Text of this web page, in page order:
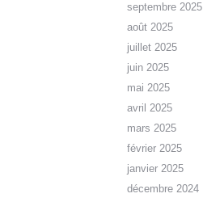
septembre 2025
août 2025
juillet 2025
juin 2025
mai 2025
avril 2025
mars 2025
février 2025
janvier 2025
décembre 2024